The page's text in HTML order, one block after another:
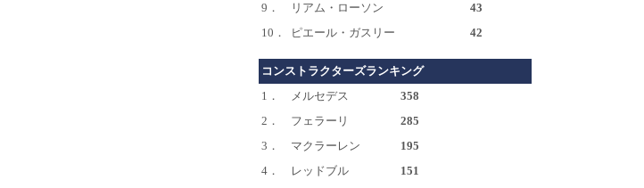
9．
リアム・ローソン
43
10．
ピエール・ガスリー 42
コンストラクターズランキング
1．
メルセデス
358
2．
フェラーリ
285
3．
マクラーレン
195
4．
レッドブル
151